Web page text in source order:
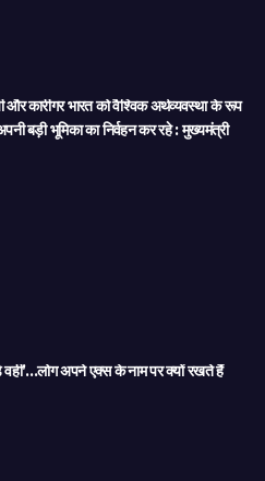
और कारीगर भारत को वैश्विक अर्थव्यवस्था के रूप
बड़ी भूमिका का निर्वहन कर रहे : मुख्यमंत्री
वही’…लोग अपने एक्स के नाम पर क्यों रखते हैं